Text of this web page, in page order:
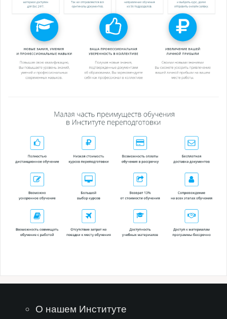
О нашем Институте